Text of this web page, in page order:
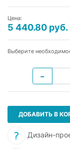
Цена:
5 440.80 руб.
Выберите
−
ДОБАВИТЬ В
Дизайн-